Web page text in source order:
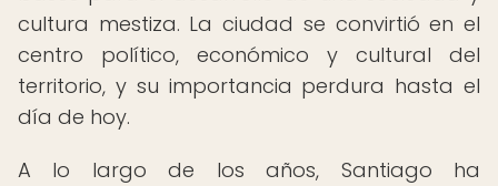
cultura mestiza. La ciudad se convirtió en el
centro político, económico y cultural del
territorio, y su importancia perdura hasta el
día de hoy.
A lo largo de los años, Santiago ha